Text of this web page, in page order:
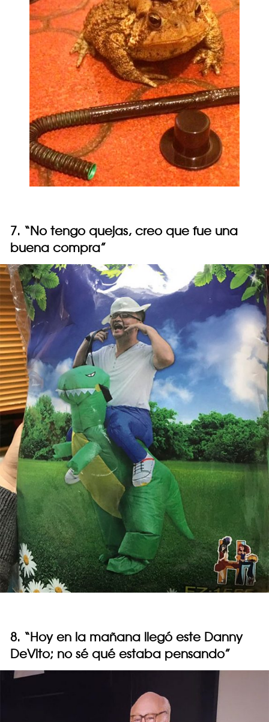
7. “No tengo quejas, creo que fue una
buena compra”
8. “Hoy en la mañana llegó este Danny
DeVito; no sé qué estaba pensando”